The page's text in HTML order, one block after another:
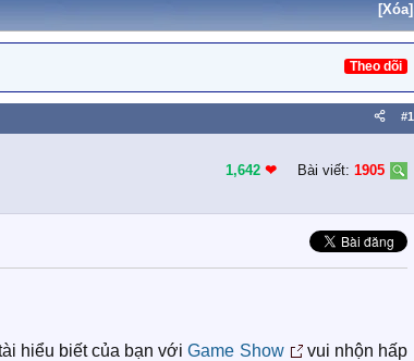
[Xóa]
Theo dõi
#1
1,642 ❤︎ Bài viết: 1905
hiểu biết của bạn vớiGame Show
vui nhộn hấp